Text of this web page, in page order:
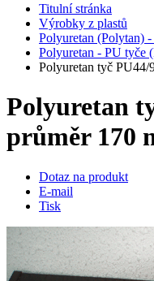
Titulní stránka
Výrobky z plastů
Polyuretan (Polytan)
Polyuretan - PU tyče
Polyuretan tyč PU44/
Polyuretan
průměr 170
Dotaz na produkt
E-mail
Tisk